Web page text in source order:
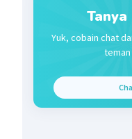
Tanya
Yuk, cobain chat